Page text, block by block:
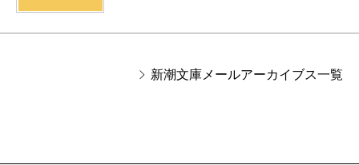
新潮文庫メールアーカイブス一覧